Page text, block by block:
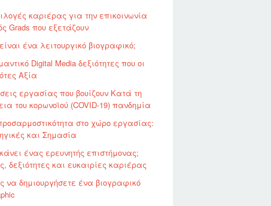
καριέρας για την επικοινωνία
Grads που εξετάζουν
ένα λειτουργικό βιογραφικό;
Digital Media δεξιότητες που οι
Αξία
εργασίας που βουίζουν Κατά τη
του κορωνοϊού (COVID-19) πανδημία
στο χώρο εργασίας:
και Σημασία
ένας ερευνητής επιστήμονας;
δεξιότητες και ευκαιρίες καριέρας
να δημιουργήσετε ένα βιογραφικό